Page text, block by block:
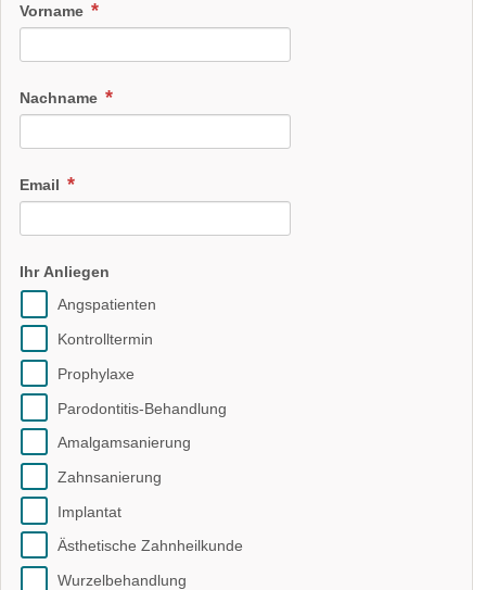
Vorname
Nachname
Email
Ihr Anliegen
Angspatienten
Kontrolltermin
Prophylaxe
Parodontitis-Behandlung
Amalgamsanierung
Zahnsanierung
Implantat
Ästhetische Zahnheilkunde
Wurzelbehandlung